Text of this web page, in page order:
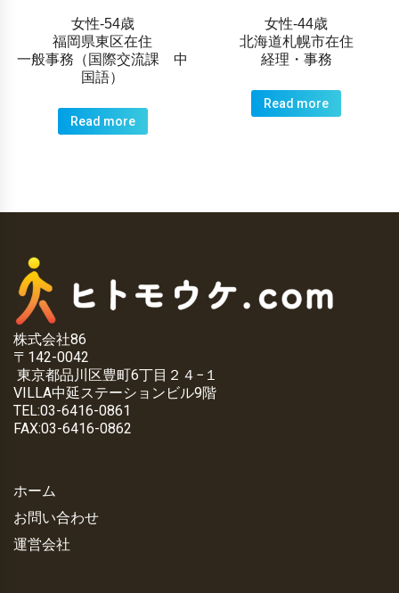
女性-54歳
福岡県東区在住
一般事務（国際交流課 中
国語）
Read more
女性-44歳
北海道札幌市在住
経理・事務
Read more
株式会社86
〒142-0042
東京都品川区豊町6丁目２４−１
VILLA中延ステーションビル9階
TEL:03-6416-0861
FAX:03-6416-0862
ホーム
お問い合わせ
運営会社